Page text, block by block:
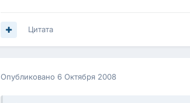
Цитата
Опубликовано 6 Октября 2008